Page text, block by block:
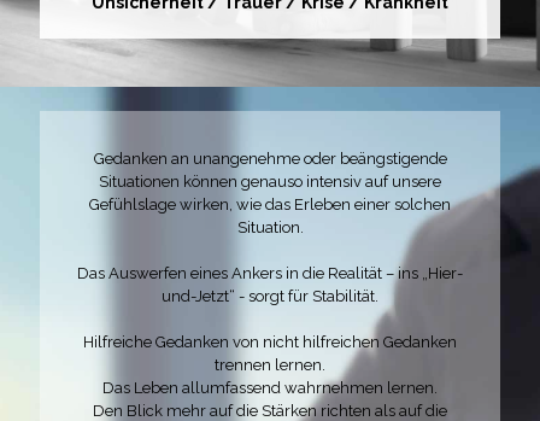
Gedanken an unangenehme oder beängstigende
Situationen können genauso intensiv auf unsere
Gefühlslage wirken, wie das Erleben einer solchen
Situation.
Das Auswerfen eines Ankers in die Realität – ins „Hier-
und-Jetzt“ - sorgt für Stabilität.
Hilfreiche Gedanken von nicht hilfreichen Gedanken
trennen lernen.
Das Leben allumfassend wahrnehmen lernen.
Den Blick mehr auf die Stärken richten als auf die